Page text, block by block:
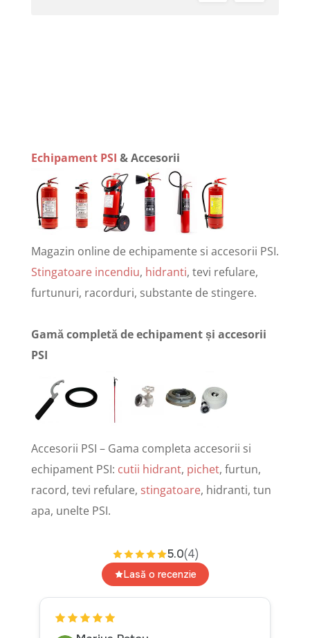
Echipament PSI & Accesorii
Magazin online de echipamente si accesorii PSI.
Stingatoare incendiu, hidranti, tevi refulare,
furtunuri, racorduri, substante de stingere.
Gamă completă de echipament și accesorii
PSI
Accesorii PSI – Gama completa accesorii si
echipament PSI: cutii hidrant, pichet, furtun,
racord, tevi refulare, stingatoare, hidranti, tun
apa, unelte PSI.